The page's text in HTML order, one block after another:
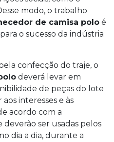
modo, o trabalho
de camisa polo é
o sucesso da indústria
confecção do traje, o
deverá levar em
de peças do lote
interesses e às
acordo com a
ser usadas pelos
dia a dia, durante a